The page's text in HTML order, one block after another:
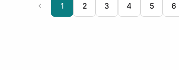
1 2 3 4 5 6